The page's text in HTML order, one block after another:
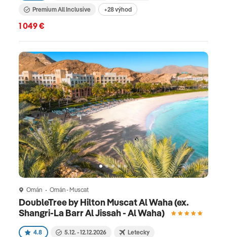
Premium All Inclusive +28 výhod
1 049 €
Omán Omán - Muscat
DoubleTree by Hilton Muscat Al Waha (ex.
Shangri-La Barr Al Jissah - Al Waha)
4.8 5.12. - 12.12.2026 Letecky